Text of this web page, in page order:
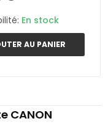
En stock
AU PANIER
CANON